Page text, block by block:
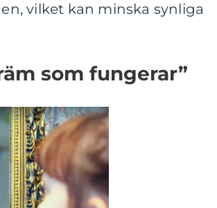
vilket kan minska synliga
som fungerar”